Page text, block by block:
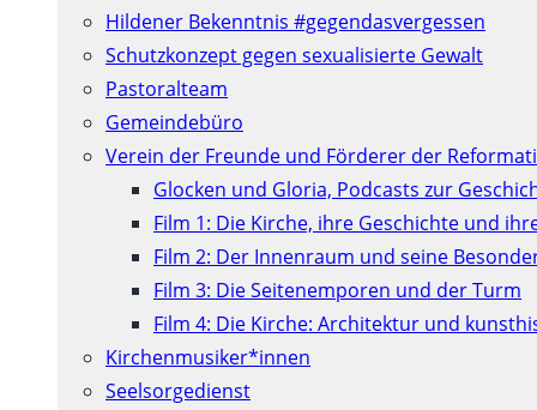
Hildener Bekenntnis #gegendasvergessen
Schutzkonzept gegen sexualisierte Gewalt
Pastoralteam
Gemeindebüro
Verein der Freunde und Förderer der
Glocken und Gloria, Podcasts zur
Film 1: Die Kirche, ihre Geschichte und
Film 2: Der Innenraum und seine
Film 3: Die Seitenemporen und der Turm
Film 4: Die Kirche: Architektur und
Kirchenmusiker*innen
Seelsorgedienst